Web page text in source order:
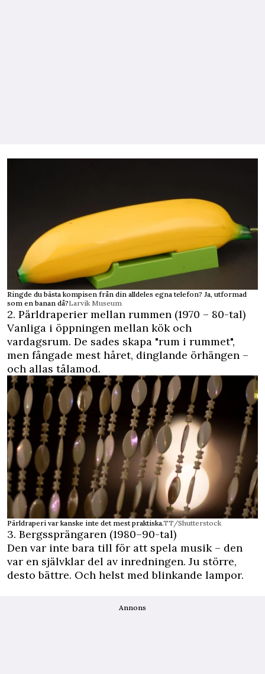
Ringde du bästa kompisen från din alldeles egna telefon? Ja, utformad
som en banan då?Larvik Museum
2. Pärldraperier mellan rummen (1970 – 80-tal)
Vanliga i öppningen mellan kök och
vardagsrum. De sades skapa "rum i rummet",
men fångade mest håret, dinglande örhängen –
och allas tålamod.
Pärldraperi var kanske inte det mest praktiska.TT/Shutterstock
3. Bergssprängaren (1980–90-tal)
Den var inte bara till för att spela musik – den
var en självklar del av inredningen. Ju större,
desto bättre. Och helst med blinkande lampor.
Annons